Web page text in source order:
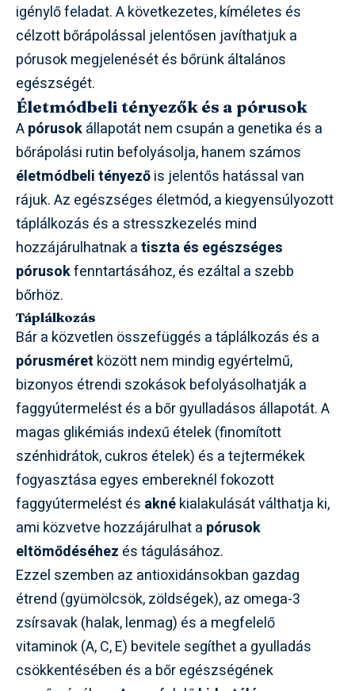
igénylő feladat. A következetes, kíméletes és
célzott bőrápolással jelentősen javíthatjuk a
pórusok megjelenését és bőrünk általános
egészségét.
Életmódbeli tényezők és a pórusok
Apórusokállapotát nem csupán a genetika és a
bőrápolási rutin befolyásolja, hanem számos
életmódbeli tényezőis jelentős hatással van
rájuk. Az egészséges életmód, a kiegyensúlyozott
táplálkozás és a stresszkezelés mind
hozzájárulhatnak atiszta és egészséges
pórusokfenntartásához, és ezáltal a szebb
bőrhöz.
Táplálkozás
Bár a közvetlen összefüggés a táplálkozás és a
pórusméret között nem mindig egyértelmű,
bizonyos étrendi szokások befolyásolhatják a
faggyútermelést és a bőr gyulladásos állapotát. A
magas glikémiás indexű ételek (finomított
szénhidrátok, cukros ételek) és a tejtermékek
fogyasztása egyes embereknél fokozott
faggyútermelést és aknékialakulását válthatja ki,
ami közvetve hozzájárulhat a pórusok
eltömődéséhez és tágulásához.
Ezzel szemben az antioxidánsokban gazdag
étrend (gyümölcsök, zöldségek), az omega-3
zsírsavak (halak, lenmag) és a megfelelő
vitaminok (A, C, E) bevitele segíthet a gyulladás
csökkentésében és a bőr egészségének